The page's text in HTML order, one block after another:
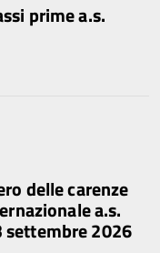
prime a.s.
delle carenze
a.s.
settembre 2026